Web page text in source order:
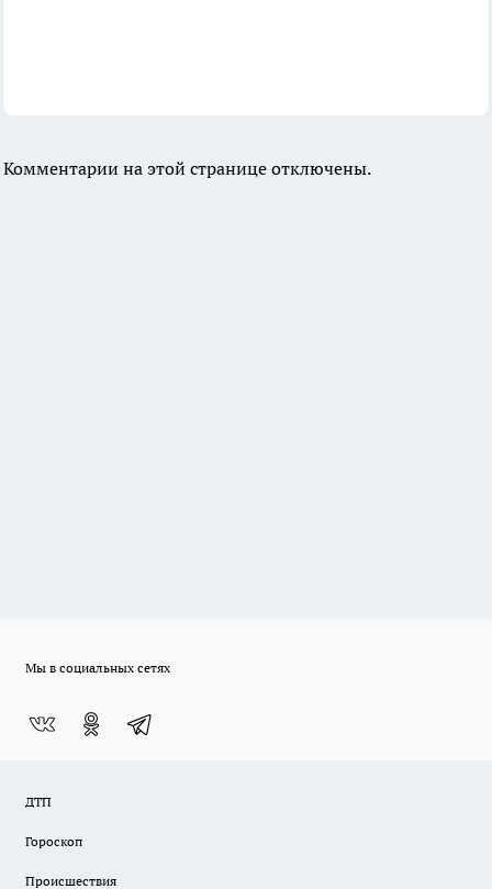
Комментарии на этой странице отключены.
Мы в социальных сетях
ДТП
Гороскоп
Происшествия